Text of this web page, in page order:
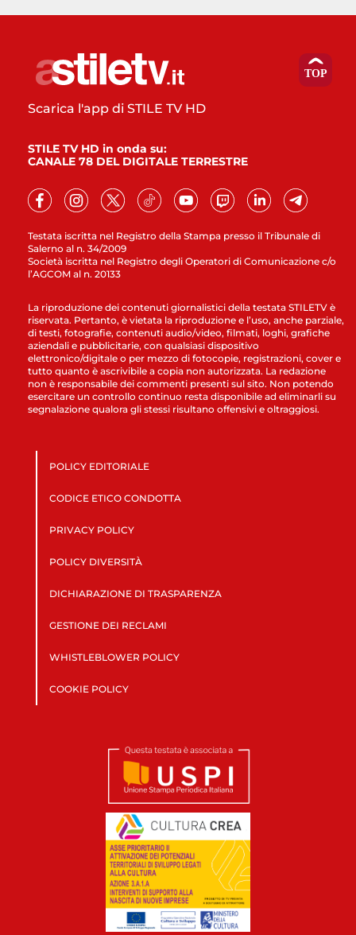
Testata iscritta nel Registro della Stampa presso il Tribunale di
Salerno al n. 34/2009
Società iscritta nel Registro degli Operatori di Comunicazione c/o
l’AGCOM al n. 20133
Scarica l'app di STILE TV HD
STILE TV HD in onda su:
CANALE 78 DEL DIGITALE TERRESTRE
La riproduzione dei contenuti giornalistici della testata STILETV è
riservata. Pertanto, è vietata la riproduzione e l’uso, anche parziale,
di testi, fotografie, contenuti audio/video, filmati, loghi, grafiche
aziendali e pubblicitarie, con qualsiasi dispositivo
elettronico/digitale o per mezzo di fotocopie, registrazioni, cover e
tutto quanto è ascrivibile a copia non autorizzata. La redazione
non è responsabile dei commenti presenti sul sito. Non potendo
esercitare un controllo continuo resta disponibile ad eliminarli su
segnalazione qualora gli stessi risultano offensivi e oltraggiosi.
POLICY EDITORIALE
CODICE ETICO CONDOTTA
PRIVACY POLICY
POLICY DIVERSITÀ
DICHIARAZIONE DI TRASPARENZA
GESTIONE DEI RECLAMI
WHISTLEBLOWER POLICY
COOKIE POLICY